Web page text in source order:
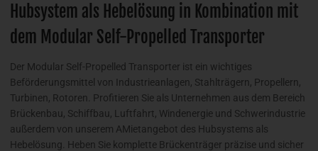
Hubsystem als Hebelösung in Kombination mit
dem Modular Self-Propelled Transporter
Der Modular Self-Propelled Transporter ist ein wichtiges
Beförderungsmittel von Industrieanlagen, Stahlträgern, Propellern,
Turbinen, Rotoren. Profitieren Sie als Unternehmen aus dem Bereich
Brückenbau, Schiffbau, Luftfahrt, Windenergie und Schwerindustrie
außerdem von unserem AMietangebot des Hubsystems als
Hebelösung. Heben Sie komplette Brückenträger präzise und sicher